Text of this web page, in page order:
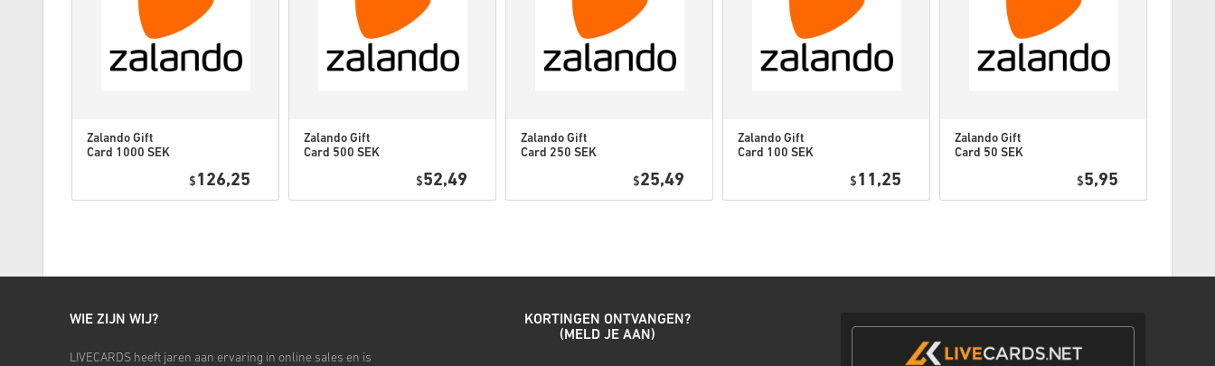
• Kies je gewenste betaalmethode
Daarna ontvang je een e-mail met een veilige link om je code te bekijken.
Zalando Gift
Card 1000 SEK
$ 126,25
Zalando Gift
Card 500 SEK
$52,49
Zalando Gift
Card 250 SEK
$25,49
Zalando Gift
Card 100 SEK
$ 11,25
Zalando Gift
Card 50 SEK
$5,95
WIE ZIJN WIJ?
LIVECARDS heeft jaren aan ervaring in online sales en is
KORTINGEN ONTVANGEN?
(MELD JE AAN)